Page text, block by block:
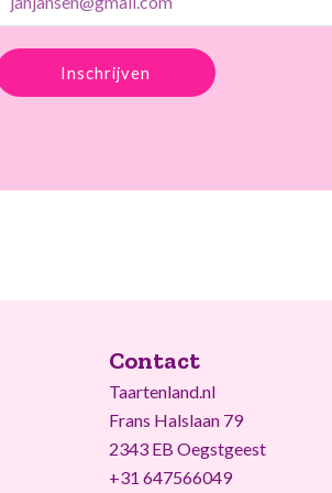
Inschrijven
Contact
Taartenland.nl
Frans Halslaan 79
2343 EB Oegstgeest
+31 647566049